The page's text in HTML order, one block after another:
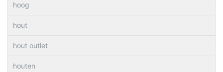
hoog
hout
hout outlet
houten